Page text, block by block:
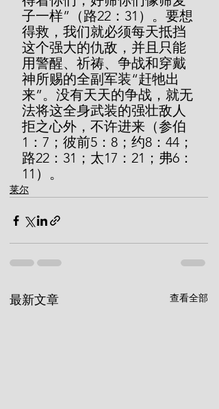
子一样”（路22：31）。要想
得救，我们就必须每天抵挡
这个强大的仇敌，并且只能
用警醒、祈祷、争战和穿戴
神所赐的全副军装“赶牠出
来”。没有天天的争战，就无
法将这全身武装的强壮敌人
拒之心外，不许进来（参伯
1：7；彼前5：8；约8：44；
路22：31；太17：21；弗6：
11）。
莱尔
最新文章 查看全部